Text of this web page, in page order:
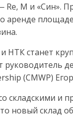
M и «Син».
аренде
НТК станет
руководитель
(CMWP)
складскими и
новый склад